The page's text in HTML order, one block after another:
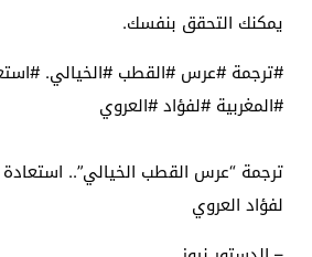
يمكنك التحقق بنفسك.
#ترجمة #عرس #القطب #الخيالي.
#المغربية #لفؤاد #العروي
ترجمة “عرس القطب الخيالي”.. استعادة
لفؤاد العروي